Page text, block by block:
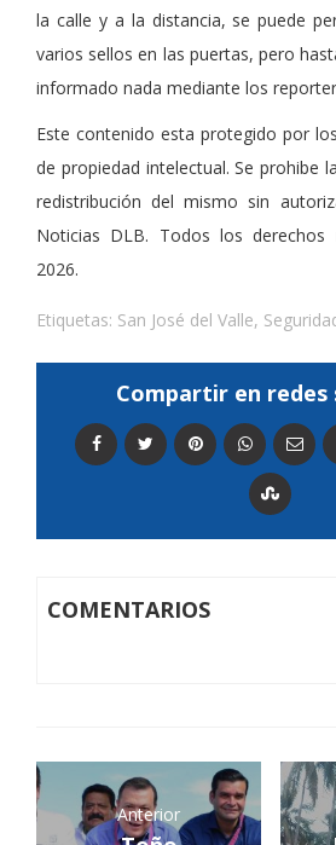
la calle y a la distancia, se puede
varios sellos en las puertas, pero
informado nada mediante los
Este contenido esta protegido por
de propiedad intelectual. Se prohibe
redistribución del mismo sin
Noticias DLB. Todos los derechos
2026.
Etiquetas: San José del Valle,
Compartir en redes
COMENTARIOS
Anterior